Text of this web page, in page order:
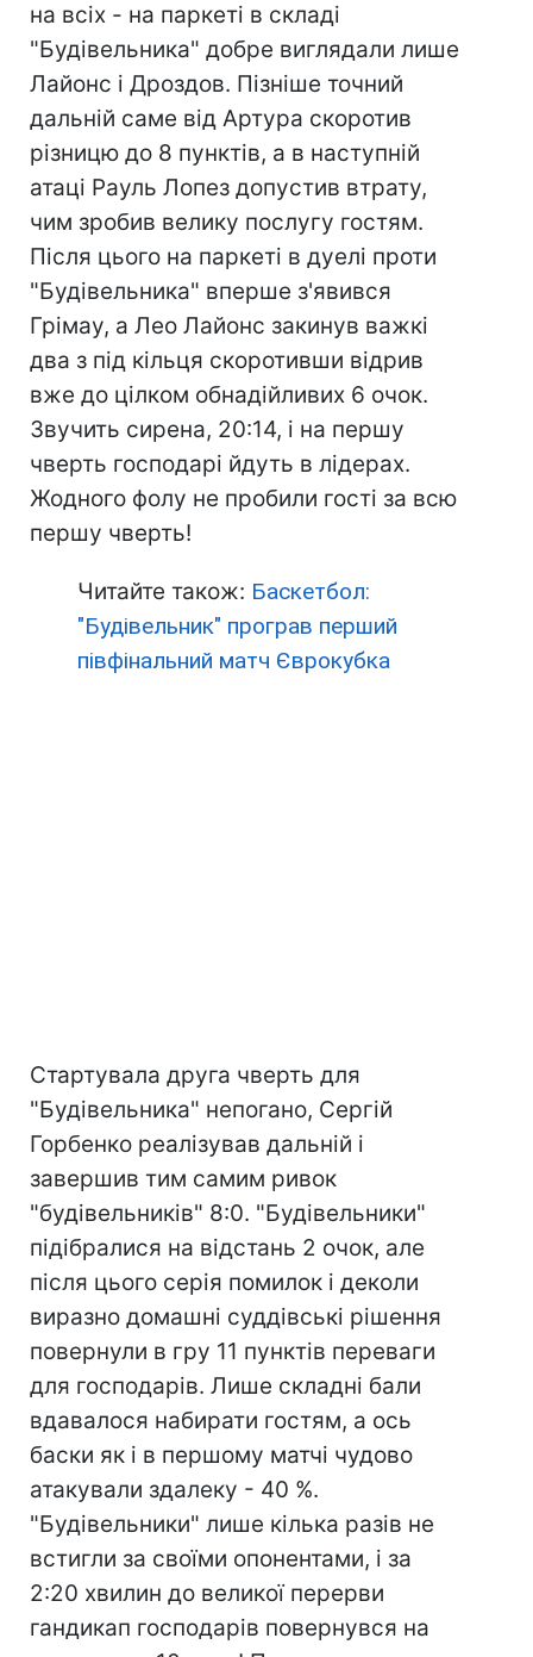
на всіх - на паркеті в складі
"Будівельника" добре виглядали лише
Лайонс і Дроздов. Пізніше точний
дальній саме від Артура скоротив
різницю до 8 пунктів, а в наступній
атаці Рауль Лопез допустив втрату,
чим зробив велику послугу гостям.
Після цього на паркеті в дуелі проти
"Будівельника" вперше з'явився
Грімау, а Лео Лайонс закинув важкі
два з під кільця скоротивши відрив
вже до цілком обнадійливих 6 очок.
Звучить сирена, 20:14, і на першу
чверть господарі йдуть в лідерах.
Жодного фолу не пробили гості за всю
першу чверть!
Читайте також: Баскетбол:
"Будівельник" програв перший
півфінальний матч Єврокубка
Стартувала друга чверть для
"Будівельника" непогано, Сергій
Горбенко реалізував дальній і
завершив тим самим ривок
"будівельників" 8:0. "Будівельники"
підібралися на відстань 2 очок, але
після цього серія помилок і деколи
виразно домашні суддівські рішення
повернули в гру 11 пунктів переваги
для господарів. Лише складні бали
вдавалося набирати гостям, а ось
баски як і в першому матчі чудово
атакували здалеку - 40 %.
"Будівельники" лише кілька разів не
встигли за своїми опонентами, і за
2:20 хвилин до великої перерви
гандикап господарів повернувся на